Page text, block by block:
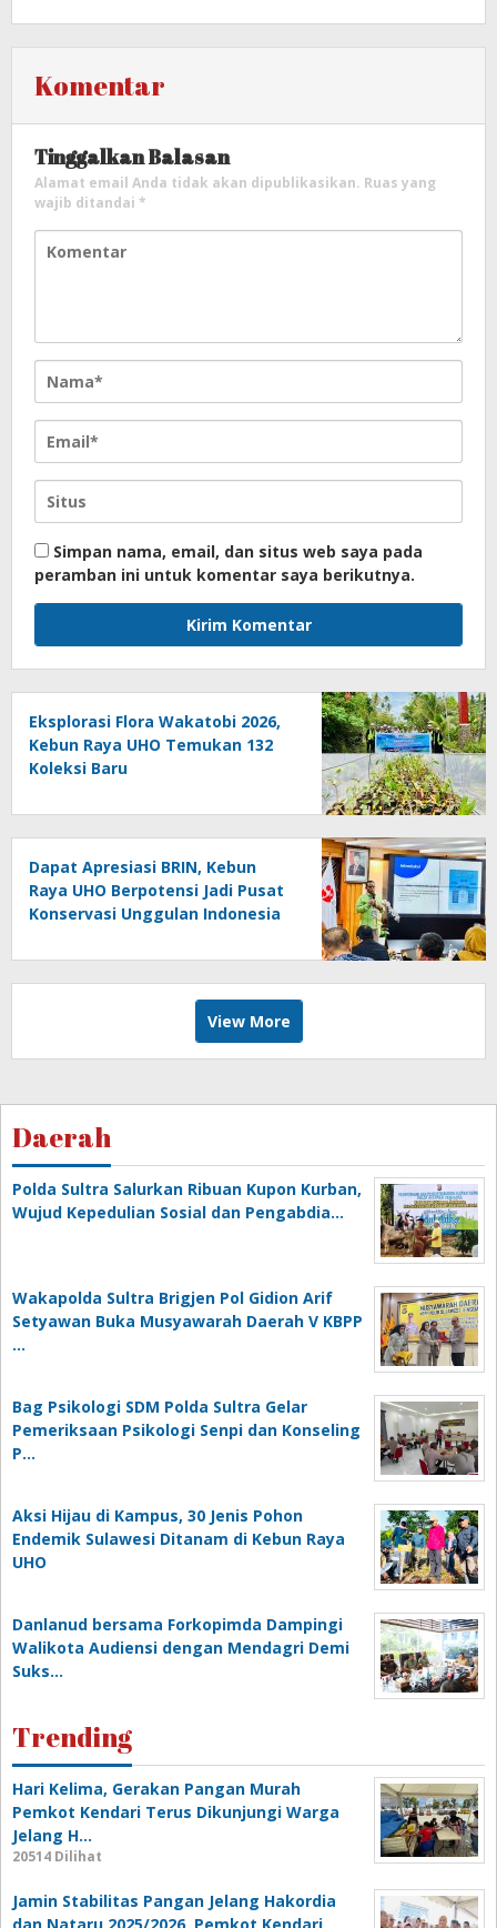
Komentar
Tinggalkan Balasan
Alamat email Anda tidak akan dipublikasikan. Ruas yang
wajib ditandai *
Simpan nama, email, dan situs web saya pada
peramban ini untuk komentar saya berikutnya.
Eksplorasi Flora Wakatobi 2026,
Kebun Raya UHO Temukan 132
Koleksi Baru
Dapat Apresiasi BRIN, Kebun
Raya UHO Berpotensi Jadi Pusat
Konservasi Unggulan Indonesia
View More
Daerah
Polda Sultra Salurkan Ribuan Kupon Kurban,
Wujud Kepedulian Sosial dan Pengabdia…
Wakapolda Sultra Brigjen Pol Gidion Arif
Setyawan Buka Musyawarah Daerah V KBPP
…
Bag Psikologi SDM Polda Sultra Gelar
Pemeriksaan Psikologi Senpi dan Konseling
P…
‎Aksi Hijau di Kampus, 30 Jenis Pohon
Endemik Sulawesi Ditanam di Kebun Raya
UHO
Danlanud bersama Forkopimda Dampingi
Walikota Audiensi dengan Mendagri Demi
Suks…
Trending
Hari Kelima, Gerakan Pangan Murah
Pemkot Kendari Terus Dikunjungi Warga
Jelang H…
20514 Dilihat
Jamin Stabilitas Pangan Jelang Hakordia